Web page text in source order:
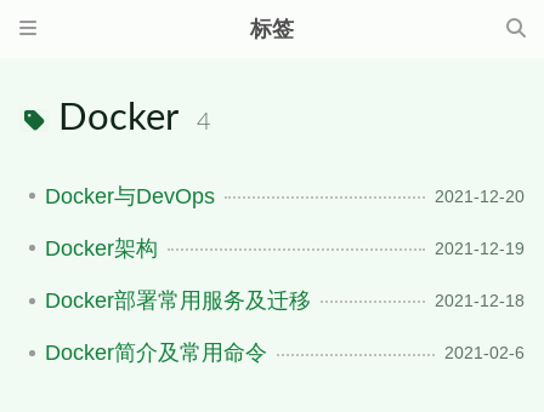
标签
Docker 4
Docker与DevOps 2021-12-20
Docker架构 2021-12-19
Docker部署常用服务及迁移 2021-12-18
Docker简介及常用命令 2021-02-6